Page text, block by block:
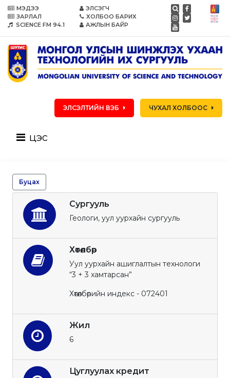
МЭДЭЭ
ЗАРЛАЛ
SCIENCE FM 94.1
ЭЛСЭГЧ
ХОЛБОО БАРИХ
АЖЛЫН БАЙР
ЭЛСЭЛТИЙН ВЭБ ЧУХАЛ ХОЛБООС
цэс
Буцах
Сургууль
Геологи, уул уурхайн сургууль
Хөтөлбөр
Уул уурхайн ашиглалтын технологи
“3 + 3 хамтарсан”
Хөтөлбөрийн индекс - 072401
Жил
6
Цуглуулах кредит